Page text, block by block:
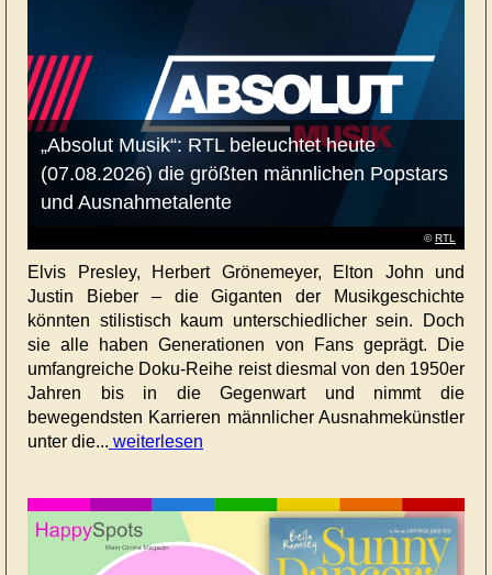
©RTL
„Absolut Musik“: RTL beleuchtet heute
(07.08.2026) die größten männlichen Popstars
und Ausnahmetalente
Elvis Presley, Herbert Grönemeyer, Elton John und
Justin Bieber – die Giganten der Musikgeschichte
könnten stilistisch kaum unterschiedlicher sein. Doch
sie alle haben Generationen von Fans geprägt. Die
umfangreiche Doku-Reihe reist diesmal von den 1950er
Jahren bis in die Gegenwart und nimmt die
bewegendsten Karrieren männlicher Ausnahmekünstler
unter die... weiterlesen